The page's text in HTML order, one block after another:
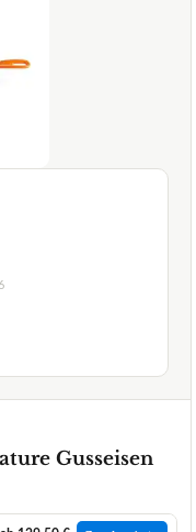
Gusseisen